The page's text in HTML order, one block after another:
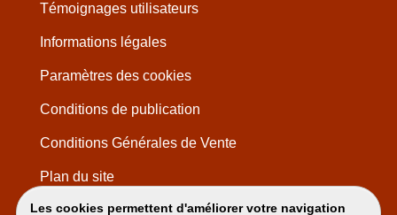
Les cookies permettent d'améliorer votre navigation
Témoignages utilisateurs
Informations légales
Paramètres des cookies
Conditions de publication
Conditions Générales de Vente
Plan du site